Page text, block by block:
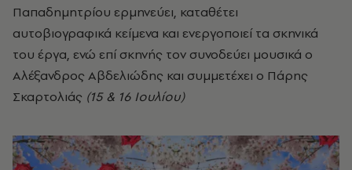
Παπαδημητρίου ερμηνεύει, καταθέτει
αυτοβιογραφικά κείμενα και ενεργοποιεί τα σκηνικά
του έργα, ενώ επί σκηνής τον συνοδεύει μουσικά ο
Αλέξανδρος Αβδελιώδης και συμμετέχει ο Πάρης
Σκαρτολιάς (15 & 16 Ιουλίου)